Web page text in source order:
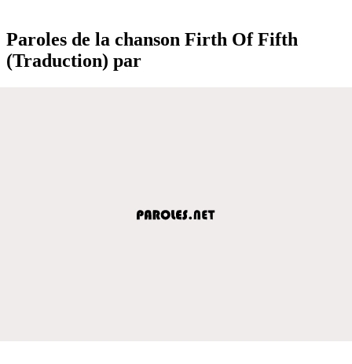
Paroles de la chanson Firth Of Fifth
(Traduction) par